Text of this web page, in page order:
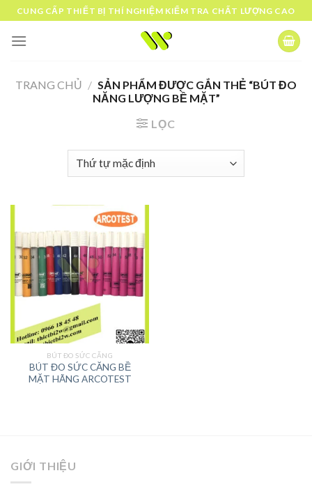
Skip
to
content
CUNG CẤP THIẾT BỊ THÍ NGHIỆM KIỂM TRA CHẤT LƯỢNG CAO
TRANG CHỦ / SẢN PHẨM ĐƯỢC GẮN THẺ “BÚT ĐO
NĂNG LƯỢNG BỀ MẶT”
LỌC
BÚT ĐO SỨC CĂNG
BÚT ĐO SỨC CĂNG BỀ
MẶT HÃNG ARCOTEST
GIỚI THIỆU